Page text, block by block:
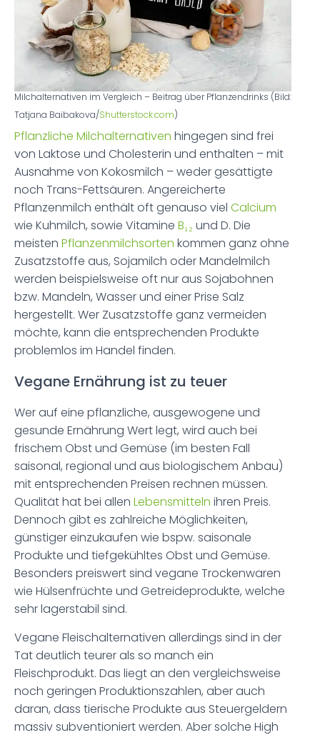
Milchalternativen im Vergleich – Beitrag über Pflanzendrinks (Bild:
Tatjana Baibakova/Shutterstock.com)
Pflanzliche Milchalternativen hingegen sind frei
von Laktose und Cholesterin und enthalten – mit
Ausnahme von Kokosmilch – weder gesättigte
noch Trans-Fettsäuren. Angereicherte
Pflanzenmilch enthält oft genauso viel Calcium
wie Kuhmilch, sowie Vitamine B₁₂ und D. Die
meisten Pflanzenmilchsorten kommen ganz ohne
Zusatzstoffe aus, Sojamilch oder Mandelmilch
werden beispielsweise oft nur aus Sojabohnen
bzw. Mandeln, Wasser und einer Prise Salz
hergestellt. Wer Zusatzstoffe ganz vermeiden
möchte, kann die entsprechenden Produkte
problemlos im Handel finden.
Vegane Ernährung ist zu teuer
Wer auf eine pflanzliche, ausgewogene und
gesunde Ernährung Wert legt, wird auch bei
frischem Obst und Gemüse (im besten Fall
saisonal, regional und aus biologischem Anbau)
mit entsprechenden Preisen rechnen müssen.
Qualität hat bei allen Lebensmitteln ihren Preis.
Dennoch gibt es zahlreiche Möglichkeiten,
günstiger einzukaufen wie bspw. saisonale
Produkte und tiefgekühltes Obst und Gemüse.
Besonders preiswert sind vegane Trockenwaren
wie Hülsenfrüchte und Getreideprodukte, welche
sehr lagerstabil sind.
Vegane Fleischalternativen allerdings sind in der
Tat deutlich teurer als so manch ein
Fleischprodukt. Das liegt an den vergleichsweise
noch geringen Produktionszahlen, aber auch
daran, dass tierische Produkte aus Steuergeldern
massiv subventioniert werden. Aber solche High